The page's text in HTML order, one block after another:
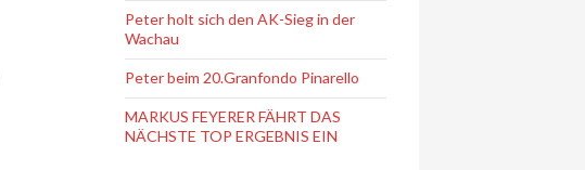
Peter holt sich den AK-Sieg in der
Wachau
Peter beim 20.Granfondo Pinarello
MARKUS FEYERER FÄHRT DAS
NÄCHSTE TOP ERGEBNIS EIN